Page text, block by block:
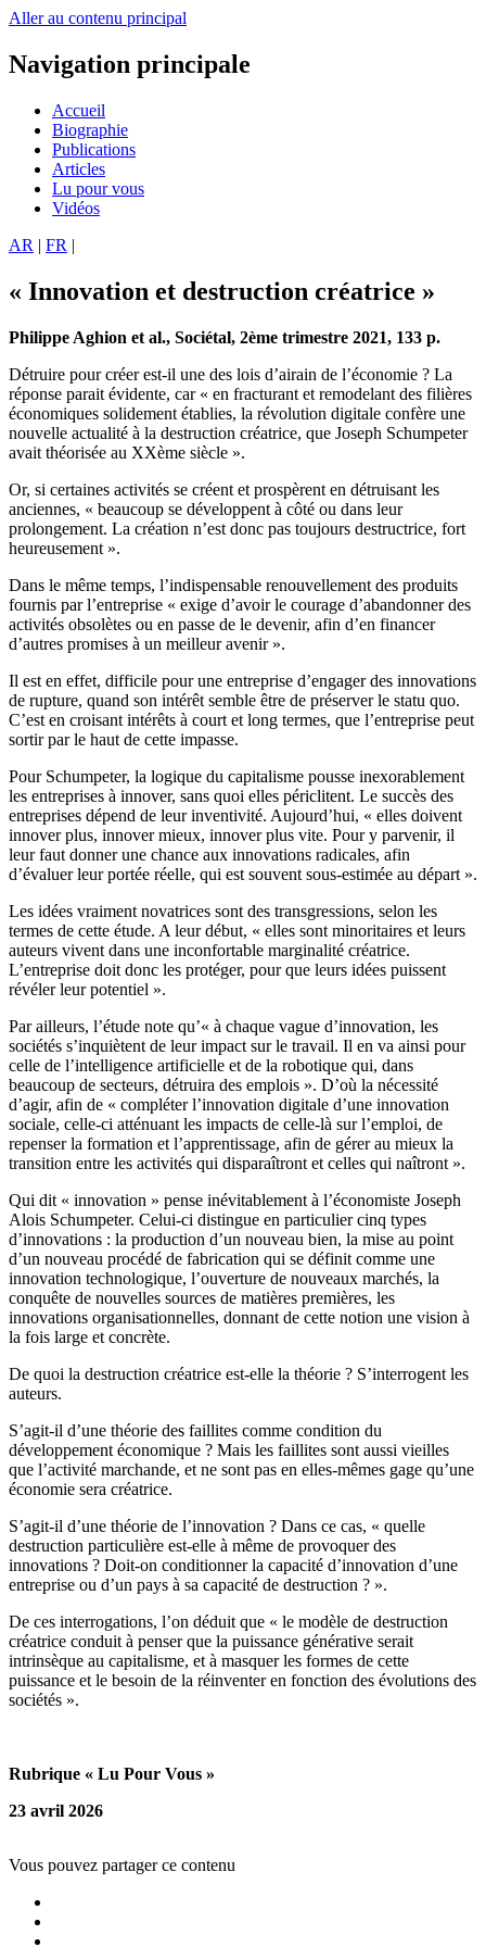
Aller au contenu principal
Navigation principale
Accueil
Biographie
Publications
Articles
Lu pour vous
Vidéos
AR | FR |
« Innovation et destruction créatrice »
Philippe Aghion et al., Sociétal, 2ème trimestre 2021, 133 p.
Détruire pour créer est-il une des lois d’airain de l’économie ? La
réponse parait évidente, car « en fracturant et remodelant des filières
économiques solidement établies, la révolution digitale confère une
nouvelle actualité à la destruction créatrice, que Joseph Schumpeter
avait théorisée au XXème siècle ».
Or, si certaines activités se créent et prospèrent en détruisant les
anciennes, « beaucoup se développent à côté ou dans leur
prolongement. La création n’est donc pas toujours destructrice, fort
heureusement ».
Dans le même temps, l’indispensable renouvellement des produits
fournis par l’entreprise « exige d’avoir le courage d’abandonner des
activités obsolètes ou en passe de le devenir, afin d’en financer
d’autres promises à un meilleur avenir ».
Il est en effet, difficile pour une entreprise d’engager des innovations
de rupture, quand son intérêt semble être de préserver le statu quo.
C’est en croisant intérêts à court et long termes, que l’entreprise peut
sortir par le haut de cette impasse.
Pour Schumpeter, la logique du capitalisme pousse inexorablement
les entreprises à innover, sans quoi elles périclitent. Le succès des
entreprises dépend de leur inventivité. Aujourd’hui, « elles doivent
innover plus, innover mieux, innover plus vite. Pour y parvenir, il
leur faut donner une chance aux innovations radicales, afin
d’évaluer leur portée réelle, qui est souvent sous-estimée au départ ».
Les idées vraiment novatrices sont des transgressions, selon les
termes de cette étude. A leur début, « elles sont minoritaires et leurs
auteurs vivent dans une inconfortable marginalité créatrice.
L’entreprise doit donc les protéger, pour que leurs idées puissent
révéler leur potentiel ».
Par ailleurs, l’étude note qu’« à chaque vague d’innovation, les
sociétés s’inquiètent de leur impact sur le travail. Il en va ainsi pour
celle de l’intelligence artificielle et de la robotique qui, dans
beaucoup de secteurs, détruira des emplois ». D’où la nécessité
d’agir, afin de « compléter l’innovation digitale d’une innovation
sociale, celle-ci atténuant les impacts de celle-là sur l’emploi, de
repenser la formation et l’apprentissage, afin de gérer au mieux la
transition entre les activités qui disparaîtront et celles qui naîtront ».
Qui dit « innovation » pense inévitablement à l’économiste Joseph
Alois Schumpeter. Celui-ci distingue en particulier cinq types
d’innovations : la production d’un nouveau bien, la mise au point
d’un nouveau procédé de fabrication qui se définit comme une
innovation technologique, l’ouverture de nouveaux marchés, la
conquête de nouvelles sources de matières premières, les
innovations organisationnelles, donnant de cette notion une vision à
la fois large et concrète.
De quoi la destruction créatrice est-elle la théorie ? S’interrogent les
auteurs.
S’agit-il d’une théorie des faillites comme condition du
développement économique ? Mais les faillites sont aussi vieilles
que l’activité marchande, et ne sont pas en elles-mêmes gage qu’une
économie sera créatrice.
S’agit-il d’une théorie de l’innovation ? Dans ce cas, « quelle
destruction particulière est-elle à même de provoquer des
innovations ? Doit-on conditionner la capacité d’innovation d’une
entreprise ou d’un pays à sa capacité de destruction ? ».
De ces interrogations, l’on déduit que « le modèle de destruction
créatrice conduit à penser que la puissance générative serait
intrinsèque au capitalisme, et à masquer les formes de cette
puissance et le besoin de la réinventer en fonction des évolutions des
sociétés ».
Rubrique « Lu Pour Vous »
23 avril 2026
Vous pouvez partager ce contenu